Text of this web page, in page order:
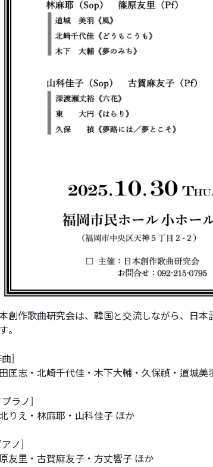
創作歌曲研究会は、韓国と交流しながら、日
。
]
匡志・北崎千代佳・木下大輔・久保禎・道城
ラノ]
りえ・林麻耶・山科佳子 ほか
ノ]
友里・古賀麻友子・方丈響子 ほか